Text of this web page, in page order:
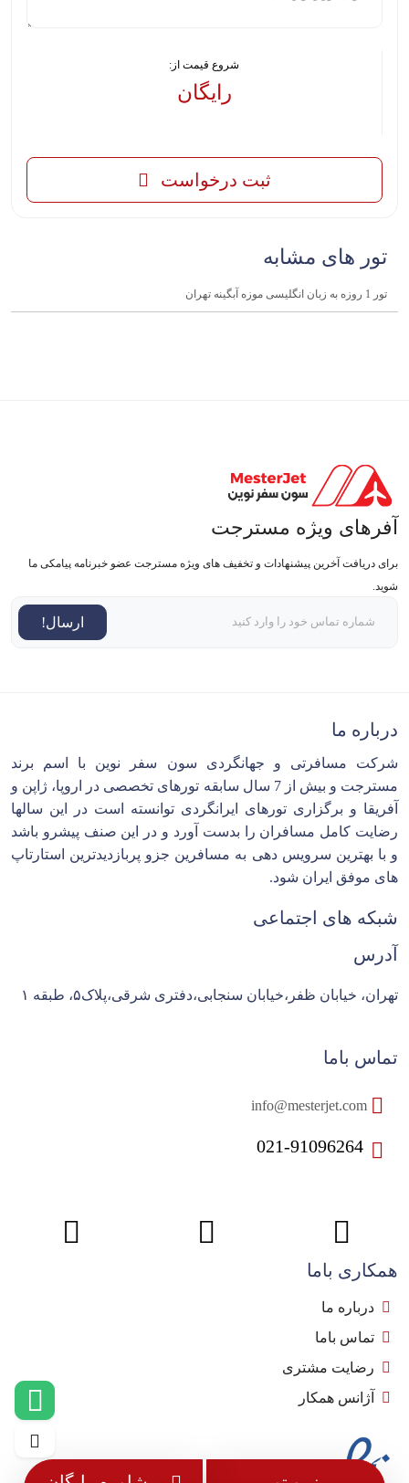
شروع قیمت از:
رایگان
ثبت درخواست
تور های مشابه
تور 1 روزه به زبان انگلیسی موزه آبگینه تهران
آفرهای ویژه مسترجت
برای دریافت آخرین پیشنهادات و تخفیف های ویژه مسترجت عضو خبرنامه پیامکی ما
شوید.
ارسال!
درباره ما
شرکت مسافرتی و جهانگردی سون سفر نوین با اسم برند
مسترجت و بیش از 7 سال سابقه تورهای تخصصی در اروپا، ژاپن و
آفریقا و برگزاری تورهای ایرانگردی توانسته است در این سالها
رضایت کامل مسافران را بدست آورد و در این صنف پیشرو باشد
و با بهترین سرویس دهی به مسافرین جزو پربازدیدترین استارتاپ
های موفق ایران شود.
شبکه های اجتماعی
آدرس
تهران، خیابان ظفر،خیابان سنجابی،دفتری شرقی،پلاک۵، طبقه ۱
تماس باما
021-91096264
همکاری باما
درباره ما
تماس باما
رضایت مشتری
آژانس همکار